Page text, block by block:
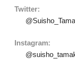
Twitter:
Instagram: